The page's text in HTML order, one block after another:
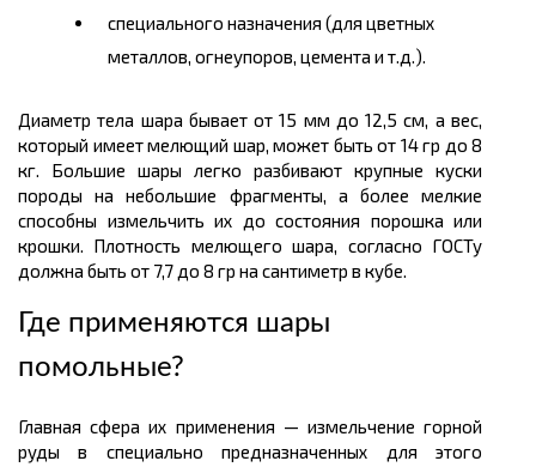
специального назначения (для цветных
металлов, огнеупоров, цемента и т.д.).
Диаметр тела шара бывает от 15 мм до 12,5 см, а вес,
который имеет мелющий шар, может быть от 14 гр до 8
кг. Большие шары легко разбивают крупные куски
породы на небольшие фрагменты, а более мелкие
способны измельчить их до состояния порошка или
крошки. Плотность мелющего шара, согласно ГОСТу
должна быть от 7,7 до 8 гр на сантиметр в кубе.
Где применяются шары
помольные?
Главная сфера их применения — измельчение горной
руды в специально предназначенных для этого